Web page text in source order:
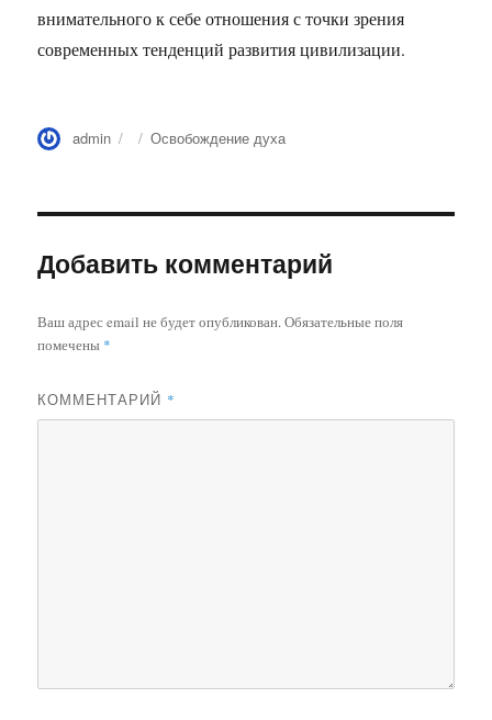
внимательного к себе отношения с точки зрения
современных тенденций развития цивилизации.
Автор
admin Опубликовано
Рубрики
Освобождение духа
Добавить комментарий
Ваш адрес email не будет опубликован.Обязательные поля
помечены *
КОММЕНТАРИЙ *